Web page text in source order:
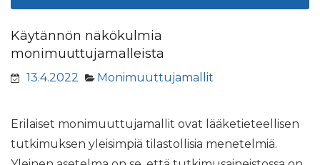
Käytännön näkökulmia
monimuuttujamalleista
13.4.2022 Monimuuttujamallit
Erilaiset monimuuttujamallit ovat lääketieteellisen
tutkimuksen yleisimpiä tilastollisia menetelmiä.